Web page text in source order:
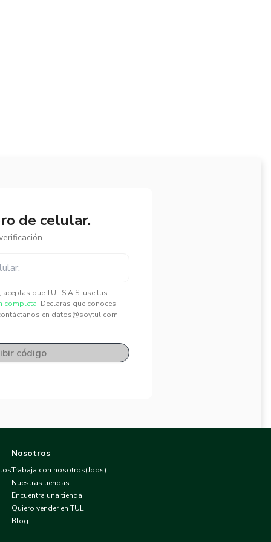
de celular.
que TUL S.A.S. use tus
completa. Declaras que conoces
en datos@soytul.com
código
Nosotros
Trabaja con nosotros(Jobs)
Nuestras tiendas
Encuentra una tienda
Quiero vender en TUL
Blog